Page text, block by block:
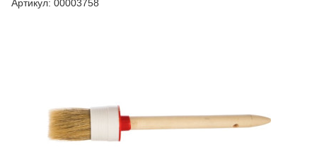
Артикул: 00003758